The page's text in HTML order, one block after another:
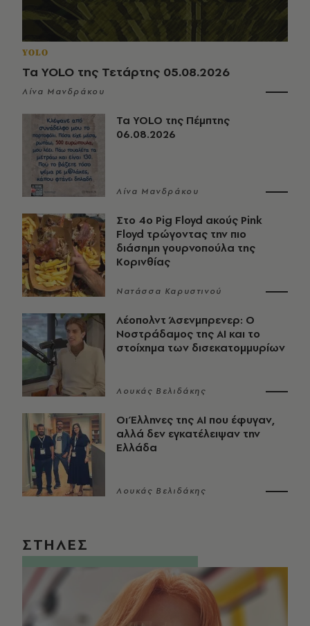
YOLO
Τα YOLO της Τετάρτης 05.08.2026
Λίνα Μανδράκου
Τα YOLO της Πέμπτης
06.08.2026
Λίνα Μανδράκου
Στο 4ο Pig Floyd ακούς Pink
Floyd τρώγοντας την πιο
διάσημη γουρνοπούλα της
Κορινθίας
Νατάσσα Καρυστινού
Λέοπολντ Άσενμπρενερ: Ο
Νοστράδαμος της AI και το
στοίχημα των δισεκατομμυρίων
Λουκάς Βελιδάκης
Οι Έλληνες της ΑΙ που έφυγαν,
αλλά δεν εγκατέλειψαν την
Ελλάδα
Λουκάς Βελιδάκης
ΣΤΗΛΕΣ